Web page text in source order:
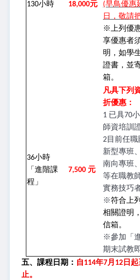
130小時 18,000元
(早鳥優惠
日，敬請
※上列優
享優惠者
明，如學
證書，並
箱。
36小時
「進階課
程」
7,500 元
凡具下列
折優惠：
1 已具70
師資培訓
2目前任職
新型專班
南向專班
等在職教
實務技巧者
※符合上
相關證明
信箱。
※參加「
期末試教
五、課程日期：
自114年7月12日
止。